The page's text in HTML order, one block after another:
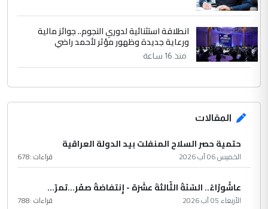
انطلاقة استثنائية لدوري النجوم.. جوائز مالية
ورعاية جديدة وظهور مؤثر لأحمد راضي
منذ 16 ساعة
المقالات
حتمية حصر السلاح المنفلت بيد الدولة العراقية
الخميس 06 آب 2026 قراءات :678
عاشُورْاءُ.. السّنَةُ الثّالثةَ عشَرَة - إِنتفاضةُ صفَر…تمرّ...
الأربعاء 05 آب 2026 قراءات :788